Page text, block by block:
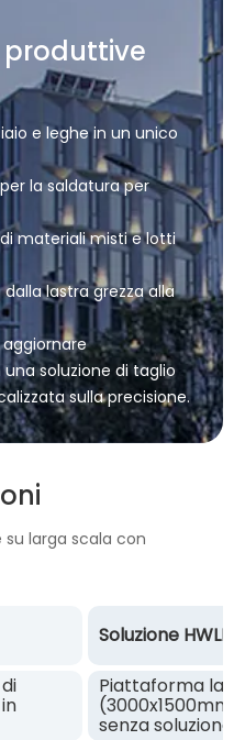
produttive
e leghe in un unico
la saldatura per
materiali misti e lotti
lastra grezza alla
soluzione di taglio
sulla precisione.
larga scala con
Soluzione
Piattaforma
senza